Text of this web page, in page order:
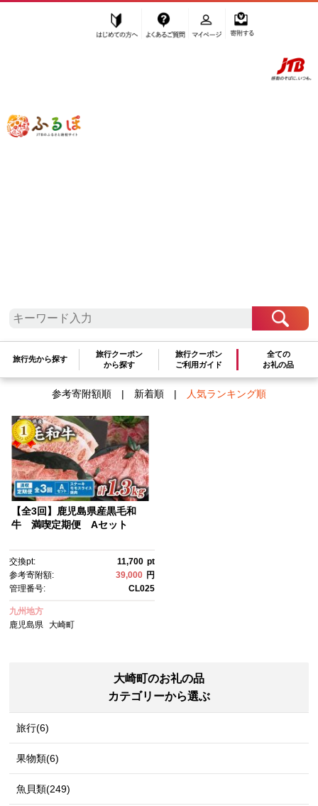
ふるぽ JTBのふるさと納税サイト
旅行先から探す
旅行クーポン
から探す
旅行クーポン
ご利用ガイド
全ての
お礼の品
「ふるさと納税」TOP
検索結果一覧 1～1件 / 全1件
参考寄附額順| 新着順| 人気ランキング順
【全3回】鹿児島県産黒毛和
牛 満喫定期便 Aセット
交換pt: 11,700 pt
参考寄附額:
39,000 円
管理番号:
CL025
九州地方
鹿児島県
大崎町
大崎町のお礼の品
カテゴリーから選ぶ
旅行(6)
果物類(6)
魚貝類(249)